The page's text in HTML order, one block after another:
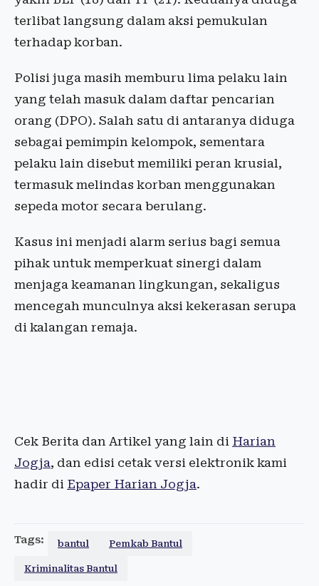
terlibat langsung dalam aksi pemukulan
terhadap korban.
Polisi juga masih memburu lima pelaku lain
yang telah masuk dalam daftar pencarian
orang (DPO). Salah satu di antaranya diduga
sebagai pemimpin kelompok, sementara
pelaku lain disebut memiliki peran krusial,
termasuk melindas korban menggunakan
sepeda motor secara berulang.
Kasus ini menjadi alarm serius bagi semua
pihak untuk memperkuat sinergi dalam
menjaga keamanan lingkungan, sekaligus
mencegah munculnya aksi kekerasan serupa
di kalangan remaja.
Cek Berita dan Artikel yang lain di Harian
Jogja, dan edisi cetak versi elektronik kami
hadir di Epaper Harian Jogja.
Tags: bantul Pemkab Bantul
Kriminalitas Bantul